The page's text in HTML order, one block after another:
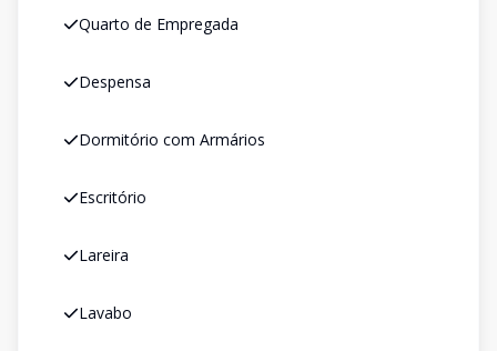
Quarto de Empregada
Despensa
Dormitório com Armários
Escritório
Lareira
Lavabo